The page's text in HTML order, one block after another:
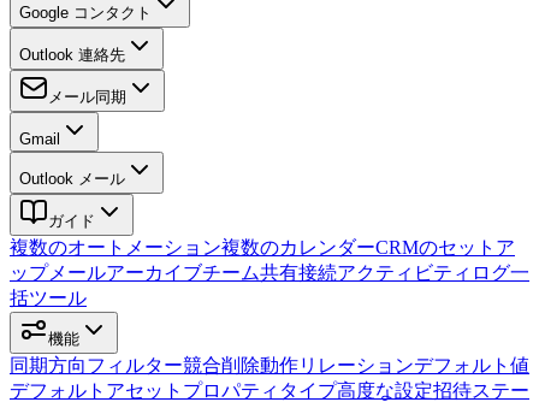
Google コンタクト
Outlook 連絡先
メール同期
Gmail
Outlook メール
ガイド
複数のオートメーション複数のカレンダーCRMのセットア
ップメールアーカイブチーム共有接続アクティビティログ一
括ツール
機能
同期方向フィルター競合削除動作リレーションデフォルト値
デフォルトアセット プロパティタイプ高度な設定招待ステー